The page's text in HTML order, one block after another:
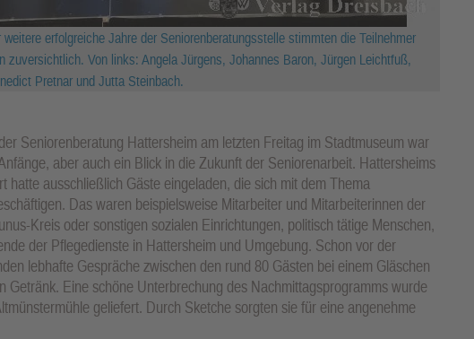
erfolgreiche Jahre der Seniorenberatungsstelle stimmten die Teilnehmer
zuversichtlich. Von links: Angela Jürgens, Johannes Baron, Jürgen Leichtfuß,
Pretnar und Jutta Steinbach.
Seniorenberatung Hattersheim am letzten Freitag im Stadtmuseum war
aber auch ein Blick in die Zukunft der Seniorenarbeit. Hattersheims
hatte ausschließlich Gäste eingeladen, die sich mit dem Thema
Das waren beispielsweise Mitarbeiter und Mitarbeiterinnen der
Kreis oder sonstigen sozialen Einrichtungen, politisch tätige Menschen,
der Pflegedienste in Hattersheim und Umgebung. Schon vor der
lebhafte Gespräche zwischen den rund 80 Gästen bei einem Gläschen
Getränk. Eine schöne Unterbrechung des Nachmittagsprogramms wurde
geliefert. Durch Sketche sorgten sie für eine angenehme